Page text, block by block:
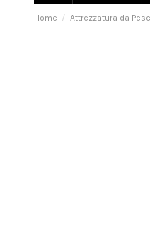
Home Attrezzatura da